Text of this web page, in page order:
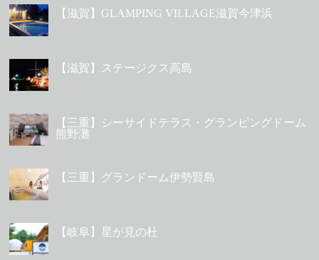
【滋賀】GLAMPING VILLAGE滋賀今津浜
【滋賀】ステージクス高島
【三重】シーサイドテラス・グランピングドーム
熊野灘
【三重】グランドーム伊勢賢島
【岐阜】星が見の杜